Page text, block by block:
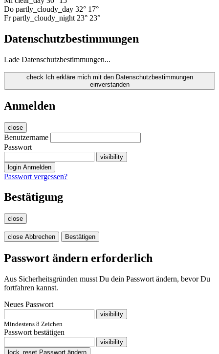
Do partly_cloudy_day 32° 17°
Fr partly_cloudy_night 23° 23°
Datenschutzbestimmungen
Lade Datenschutzbestimmungen...
check Ich erkläre mich mit den Datenschutzbestimmungen
einverstanden
Anmelden
close
Benutzername
Passwort
visibility
login Anmelden
Passwort vergessen?
Bestätigung
close
close Abbrechen Bestätigen
Passwort ändern erforderlich
Aus Sicherheitsgründen musst Du dein Passwort ändern, bevor Du
fortfahren kannst.
Neues Passwort
visibility
Mindestens 8 Zeichen
Passwort bestätigen
visibility
lock_reset Passwort ändern